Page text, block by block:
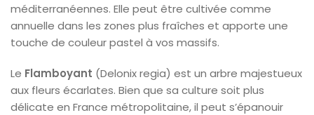
méditerranéennes. Elle peut être cultivée comme
annuelle dans les zones plus fraîches et apporte une
touche de couleur pastel à vos massifs.
Le Flamboyant (Delonix regia) est un arbre majestueux
aux fleurs écarlates. Bien que sa culture soit plus
délicate en France métropolitaine, il peut s’épanouir